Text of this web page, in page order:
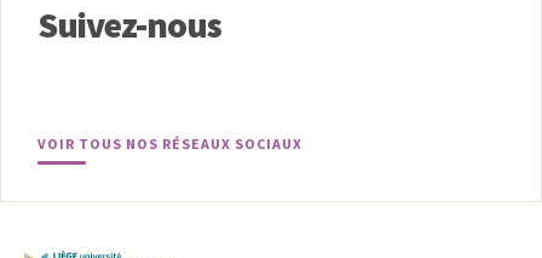
Suivez-nous
VOIR TOUS NOS RÉSEAUX SOCIAUX